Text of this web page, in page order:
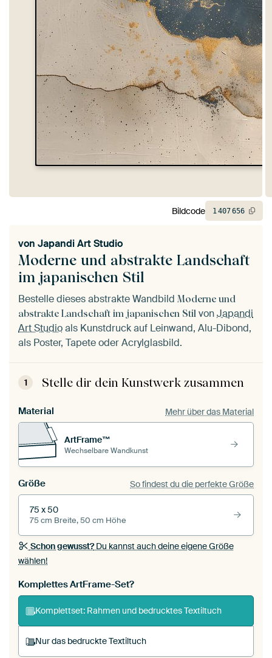
Moderne und abstrakte Landschaft
im japanischen Stil
von Japandi Art Studio
Bestelle dieses abstrakte Wandbild Moderne und
abstrakte Landschaft im japanischen Stil vonJapandi
Art Studioals Kunstdruck auf Leinwand, Alu-Dibond,
als Poster, Tapete oder Acrylglasbild.
1 Stelle dir dein Kunstwerk zusammen
Material Mehr über das Material
ArtFrame™
Wechselbare Wandkunst
Größe So findest du die perfekte Größe
75 x 50
75 cm Breite, 50 cm Höhe
Schon gewusst?Du kannst auch deine eigene Größe
wählen!
Komplettes ArtFrame-Set?
Komplettset: Rahmen und bedrucktes Textiltuch
Nur das bedruckte Textiltuch
Bildcode 1407656